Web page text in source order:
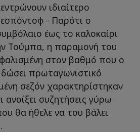
ιδιαίτερο
- Παρότι ο
έως το καλοκαίρι
Τούμπα, η παραμονή του
στον βαθμό που ο
πρωταγωνιστικό
σεζόν χαρακτηρίστηκαν
συζητήσεις γύρω
θα ήθελε να του βάλει